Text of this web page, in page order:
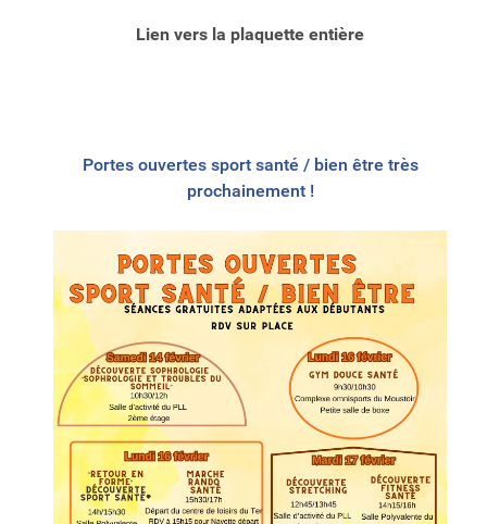
Lien vers la plaquette entière
Portes ouvertes sport santé / bien être très
prochainement !